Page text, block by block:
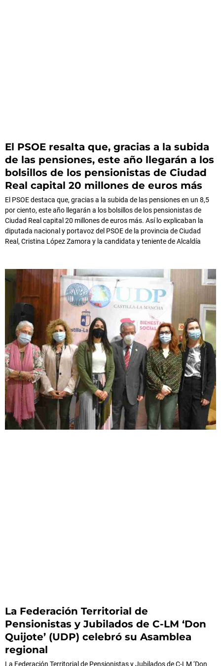
El PSOE resalta que, gracias a la subida
de las pensiones, este año llegarán a los
bolsillos de los pensionistas de Ciudad
Real capital 20 millones de euros más
El PSOE destaca que, gracias a la subida de las pensiones en un 8,5
por ciento, este año llegarán a los bolsillos de los pensionistas de
Ciudad Real capital 20 millones de euros más. Así lo explicaban la
diputada nacional y portavoz del PSOE de la provincia de Ciudad
Real, Cristina López Zamora y la candidata y teniente de Alcaldía
La Federación Territorial de
Pensionistas y Jubilados de C-LM ‘Don
Quijote’ (UDP) celebró su Asamblea
regional
La Federación Territorial de Pensionistas y Jubilados de C-LM ‘Don